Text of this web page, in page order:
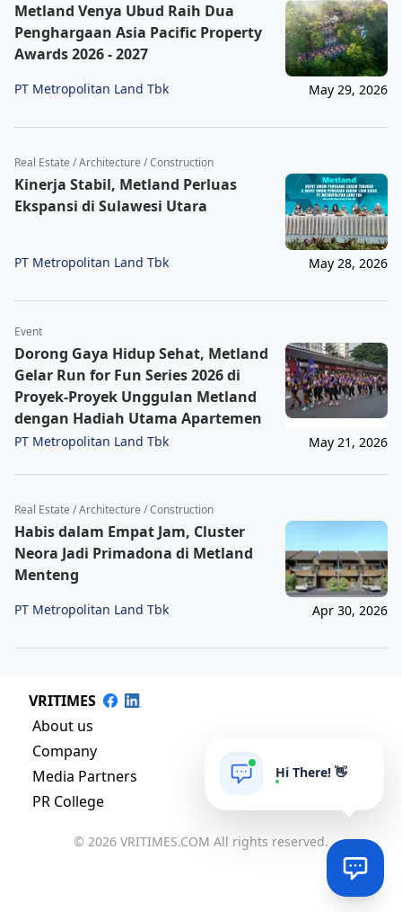
Metland Venya Ubud Raih Dua
Penghargaan Asia Pacific Property
Awards 2026 - 2027
PT Metropolitan Land Tbk May 29, 2026
Real Estate / Architecture / Construction
Kinerja Stabil, Metland Perluas
Ekspansi di Sulawesi Utara
PT Metropolitan Land Tbk May 28, 2026
Event
Dorong Gaya Hidup Sehat, Metland
Gelar Run for Fun Series 2026 di
Proyek-Proyek Unggulan Metland
dengan Hadiah Utama Apartemen
PT Metropolitan Land Tbk May 21, 2026
Real Estate / Architecture / Construction
Habis dalam Empat Jam, Cluster
Neora Jadi Primadona di Metland
Menteng
PT Metropolitan Land Tbk Apr 30, 2026
VRITIMES
About us
Company
Media Partners
PR College
© 2026 VRITIMES.COM All rights reserved.
Hi There! 👋